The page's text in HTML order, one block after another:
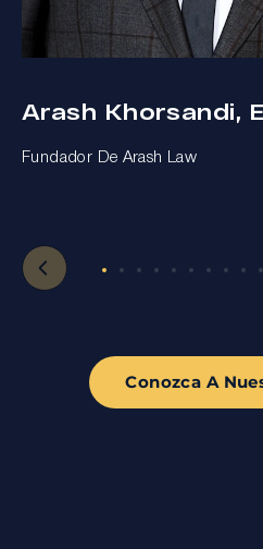
Arash Khorsandi,
Fundador De Arash Law
Conozca A